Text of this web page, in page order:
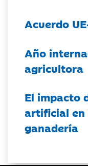
Acuerdo
Año
agricultora
El impacto
artificial en
ganadería